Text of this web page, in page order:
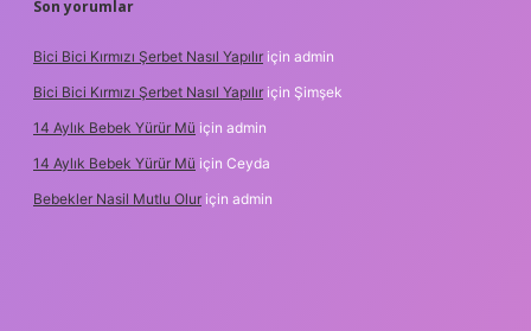
Son yorumlar
Bici Bici Kırmızı Şerbet Nasıl Yapılır için admin
Bici Bici Kırmızı Şerbet Nasıl Yapılır için Şimşek
14 Aylık Bebek Yürür Mü için admin
14 Aylık Bebek Yürür Mü için Ceyda
Bebekler Nasil Mutlu Olur için admin